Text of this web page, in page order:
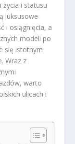
życia i statusu
luksusowe
i osiągnięcia, a
modeli po
się istotnym
Wraz z
warto
ulicach i